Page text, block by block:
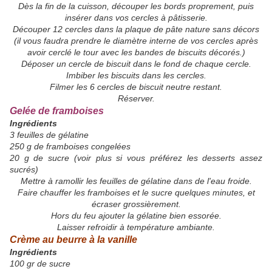
Dès la fin de la cuisson, découper les bords proprement, puis
insérer dans vos cercles à pâtisserie.
Découper 12 cercles dans la plaque de pâte nature sans décors
(il vous faudra prendre le diamètre interne de vos cercles après
avoir cerclé le tour avec les bandes de biscuits décorés.)
Déposer un cercle de biscuit dans le fond de chaque cercle.
Imbiber les biscuits dans les cercles.
Filmer les 6 cercles de biscuit neutre restant.
Réserver.
Gelée de framboises
Ingrédients
3 feuilles de gélatine
250 g de framboises congelées
20 g de sucre (voir plus si vous préférez les desserts assez
sucrés)
Mettre à ramollir les feuilles de gélatine dans de l'eau froide.
Faire chauffer les framboises et le sucre quelques minutes, et
écraser grossièrement.
Hors du feu ajouter la gélatine bien essorée.
Laisser refroidir à température ambiante.
Crème au beurre à la vanille
Ingrédients
100 gr de sucre